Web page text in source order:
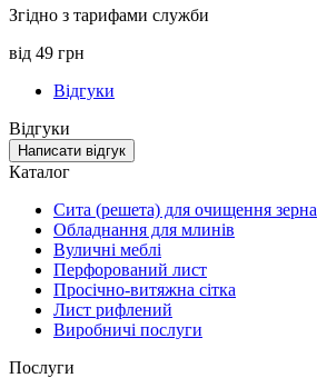
Згідно з тарифами служби
від 49 грн
Відгуки
Відгуки
Написати відгук
Каталог
Сита (решета) для очищення зерна
Обладнання для млинів
Вуличні меблі
Перфорований лист
Просічно-витяжна сітка
Лист рифлений
Виробничі послуги
Послуги